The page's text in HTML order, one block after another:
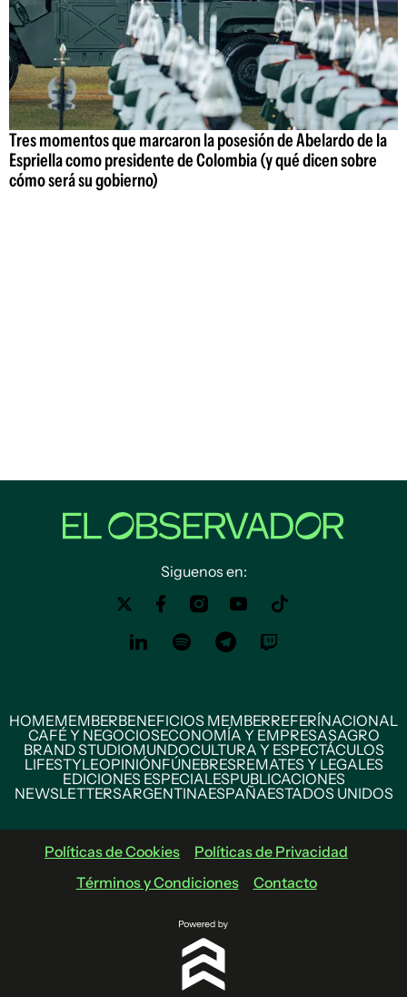
Tres momentos que marcaron la posesión de Abelardo de la
Espriella como presidente de Colombia (y qué dicen sobre
cómo será su gobierno)
Siguenos en:
HOMEMEMBERBENEFICIOS MEMBERREFERÍNACIONAL
CAFÉ Y NEGOCIOSECONOMÍA Y EMPRESASAGRO
BRAND STUDIOMUNDOCULTURA Y ESPECTÁCULOS
LIFESTYLEOPINIÓNFÚNEBRESREMATES Y LEGALES
EDICIONES ESPECIALESPUBLICACIONES
NEWSLETTERSARGENTINAESPAÑAESTADOS UNIDOS
Políticas de Cookies
Políticas de Privacidad
Términos y Condiciones
Contacto